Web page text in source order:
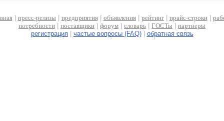
| пресс-релизы предприятия| объявления| рейтинг| прайс-строки|
потребности
поставщики форум словарь ГОСТы
партнеры
регистрация| частые вопросы (FAQ)| обратная связь